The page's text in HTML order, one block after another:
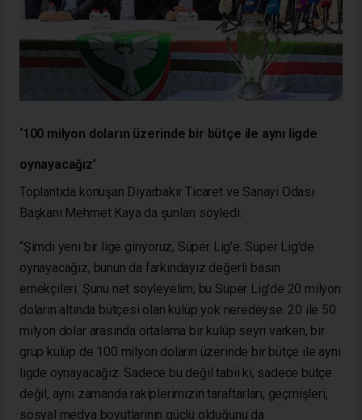
‘100 milyon doların üzerinde bir bütçe ile aynı ligde
oynayacağız’
Toplantıda konuşan Diyarbakır Ticaret ve Sanayi Odası
Başkanı Mehmet Kaya da şunları söyledi:
“Şimdi yeni bir lige giriyoruz, Süper Lig'e. Süper Lig'de
oynayacağız, bunun da farkındayız değerli basın
emekçileri. Şunu net söyleyelim; bu Süper Lig'de 20 milyon
doların altında bütçesi olan kulüp yok neredeyse. 20 ile 50
milyon dolar arasında ortalama bir kulüp seyri varken, bir
grup kulüp de 100 milyon doların üzerinde bir bütçe ile aynı
ligde oynayacağız. Sadece bu değil tabii ki, sadece bütçe
değil, aynı zamanda rakiplerimizin taraftarları, geçmişleri,
sosyal medya boyutlarının güçlü olduğunu da